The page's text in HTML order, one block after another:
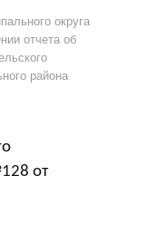
округа
отчета об
района
от